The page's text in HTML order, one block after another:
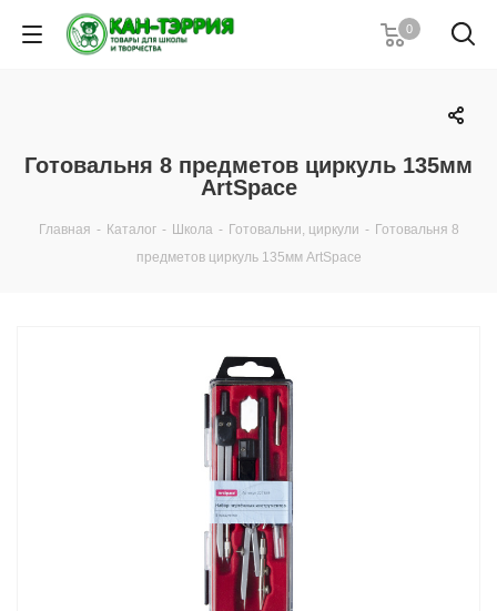
0
Готовальня 8 предметов циркуль 135мм
ArtSpace
Главная - Каталог - Школа - Готовальни, циркули - Готовальня 8
предметов циркуль 135мм ArtSpace